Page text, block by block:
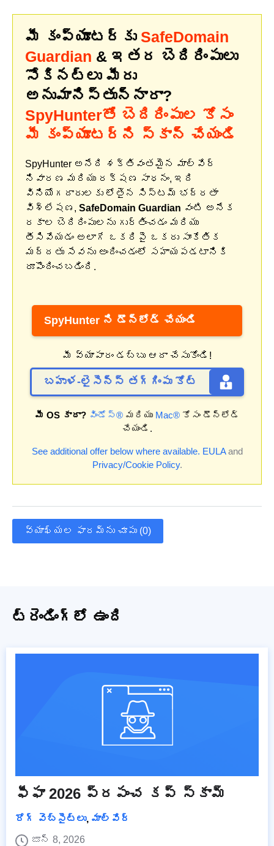
మీ కంప్యూటర్‌కు SafeDomain
Guardian & ఇతర బెదిరింపులు
సోకినట్లు మీరు
అనుమానిస్తున్నారా?
SpyHunterతో బెదిరింపుల కోసం
మీ కంప్యూటర్‌ని స్కాన్ చేయండి
SpyHunter అనేది శక్తివంతమైన మాల్వేర్
నివారణ మరియు రక్షణ సాధనం, ఇది
వినియోగదారులకు లోతైన సిస్టమ్ భద్రతా
విశ్లేషణ, SafeDomain Guardian వంటి అనేక
రకాల బెదిరింపులను గుర్తించడం మరియు
తీసివేయడం అలాగే ఒకరిపై ఒకరు సాంకేతిక
మద్దతు సేవను అందించడంలో సహాయపడటానికి
రూపొందించబడింది.
SpyHunter ని డౌన్‌లోడ్ చేయండి
మీ వ్యాపారం డబ్బు ఆదా చేసుకోండి!
బహుళ-లైసెన్స్ తగ్గింపు కోట్
మీ OS కాదా? విండోస్®మరియు Mac®కోసం డౌన్‌లోడ్
చేయండి.
See additional offer below where available. EULAand
Privacy/Cookie Policy.
వ్యాఖ్యల ఫారమ్‌ను చూపు (0)
ట్రెండింగ్‌లో ఉంది
ఫీఫా 2026 ప్రపంచ కప్ స్కామ్
రోగ్ వెబ్‌సైట్‌లు, మాల్వేర్
జూన్ 8, 2026